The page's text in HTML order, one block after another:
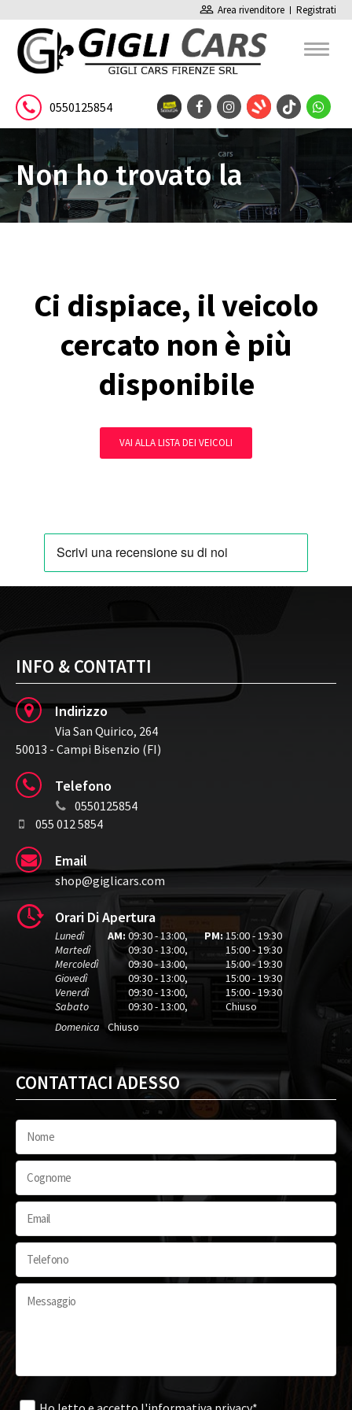
people_outline Area rivenditore Registrati
0550125854
Non ho trovato la
Ci dispiace, il veicolo
cercato non è più
disponibile
VAI ALLA LISTA DEI VEICOLI
INFO & CONTATTI
Indirizzo
Via San Quirico, 264
50013 - Campi Bisenzio (FI)
Telefono
0550125854
055 012 5854
Email
shop@giglicars.com
Orari Di Apertura
Lunedì AM: 09:30 - 13:00, PM:15:00 - 19:30
Martedì
09:30 - 13:00,
15:00 - 19:30
Mercoledì
09:30 - 13:00,
15:00 - 19:30
Giovedì
09:30 - 13:00,
15:00 - 19:30
Venerdì
09:30 - 13:00,
15:00 - 19:30
Sabato
09:30 - 13:00,
Chiuso
Domenica
Chiuso
CONTATTACI ADESSO